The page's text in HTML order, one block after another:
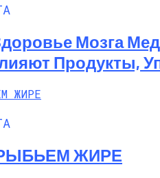
Мозга
Продукты,
ЖИРЕ